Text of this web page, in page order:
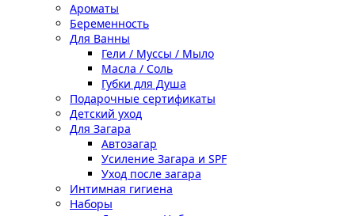
Ароматы
Беременность
Для Ванны
Гели / Муссы / Мыло
Масла / Соль
Губки для Душа
Подарочные сертификаты
Детский уход
Для Загара
Автозагар
Усиление Загара и SPF
Уход после загара
Интимная гигиена
Наборы